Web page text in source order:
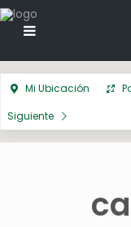
Mi Ubicación
Siguiente